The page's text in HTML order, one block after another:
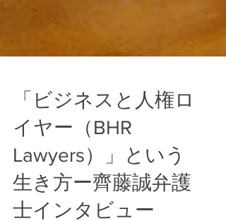
「ビジネスと人権ロ
イヤー（BHR
Lawyers）」という